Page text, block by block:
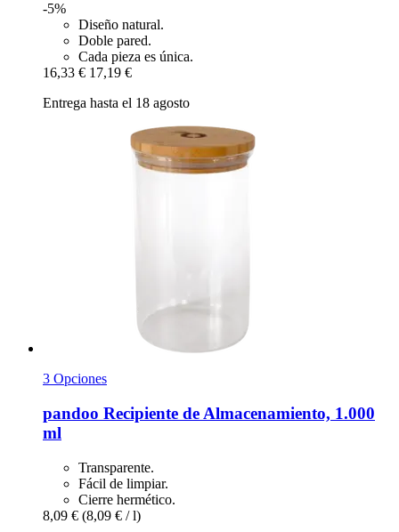
-5%
Diseño natural.
Doble pared.
Cada pieza es única.
16,33 € 17,19 €
Entrega hasta el 18 agosto
3 Opciones
pandoo Recipiente de Almacenamiento, 1.000
ml
Transparente.
Fácil de limpiar.
Cierre hermético.
8,09 € (8,09 € / l)